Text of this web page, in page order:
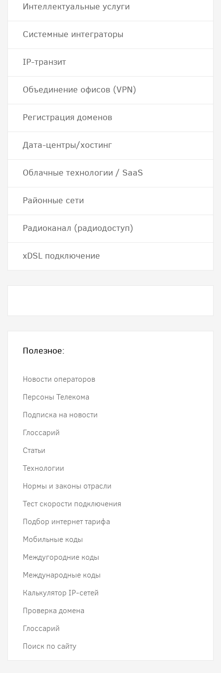
Интеллектуальные услуги
Системные интеграторы
IP-транзит
Объединение офисов (VPN)
Регистрация доменов
Дата-центры/хостинг
Облачные технологии / SaaS
Районные сети
Радиоканал (радиодоступ)
хDSL подключение
Полезное:
Новости операторов
Персоны Телекома
Подписка на новости
Глоссарий
Статьи
Технологии
Нормы и законы отрасли
Тест скорости подключения
Подбор интернет тарифа
Мобильные коды
Междугородние коды
Международные коды
Калькулятор IP-сетей
Проверка домена
Глоссарий
Поиск по сайту